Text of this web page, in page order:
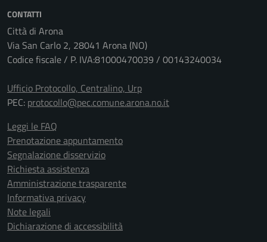
CONTATTI
Città di Arona
Via San Carlo 2, 28041 Arona (NO)
Codice fiscale / P. IVA:81000470039 / 00143240034
Ufficio Protocollo, Centralino, Urp
PEC: protocollo@pec.comune.arona.no.it
Leggi le FAQ
Prenotazione appuntamento
Segnalazione disservizio
Richiesta assistenza
Amministrazione trasparente
Informativa privacy
Note legali
Dichiarazione di accessibilità